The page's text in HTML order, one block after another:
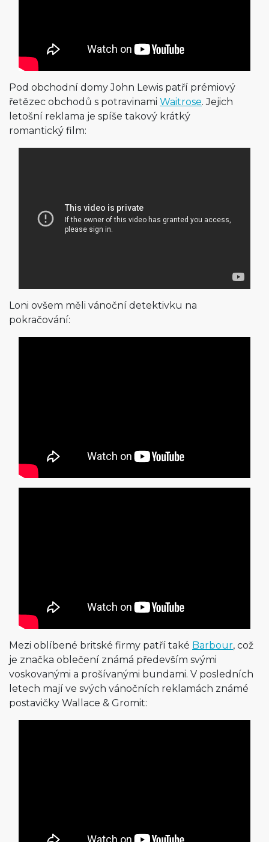
Pod obchodní domy John Lewis patří prémiový
řetězec obchodů s potravinami Waitrose. Jejich
letošní reklama je spíše takový krátký
romantický film:
Loni ovšem měli vánoční detektivku na
pokračování:
Mezi oblíbené britské firmy patří také Barbour, což
je značka oblečení známá především svými
voskovanými a prošívanými bundami. V posledních
letech mají ve svých vánočních reklamách známé
postavičky Wallace & Gromit: